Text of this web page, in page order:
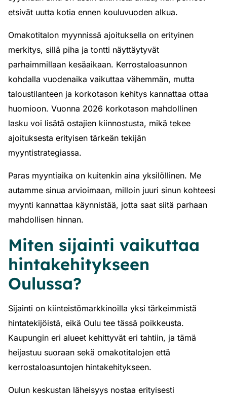
etsivät uutta kotia ennen kouluvuoden alkua.
Omakotitalon myynnissä ajoituksella on erityinen
merkitys, sillä piha ja tontti näyttäytyvät
parhaimmillaan kesäaikaan. Kerrostaloasunnon
kohdalla vuodenaika vaikuttaa vähemmän, mutta
taloustilanteen ja korkotason kehitys kannattaa ottaa
huomioon. Vuonna 2026 korkotason mahdollinen
lasku voi lisätä ostajien kiinnostusta, mikä tekee
ajoituksesta erityisen tärkeän tekijän
myyntistrategiassa.
Paras myyntiaika on kuitenkin aina yksilöllinen. Me
autamme sinua arvioimaan, milloin juuri sinun kohteesi
myynti kannattaa käynnistää, jotta saat siitä parhaan
mahdollisen hinnan.
Miten sijainti vaikuttaa
hintakehitykseen
Oulussa?
Sijainti on kiinteistömarkkinoilla yksi tärkeimmistä
hintatekijöistä, eikä Oulu tee tässä poikkeusta.
Kaupungin eri alueet kehittyvät eri tahtiin, ja tämä
heijastuu suoraan sekä omakotitalojen että
kerrostaloasuntojen hintakehitykseen.
Oulun keskustan läheisyys nostaa erityisesti